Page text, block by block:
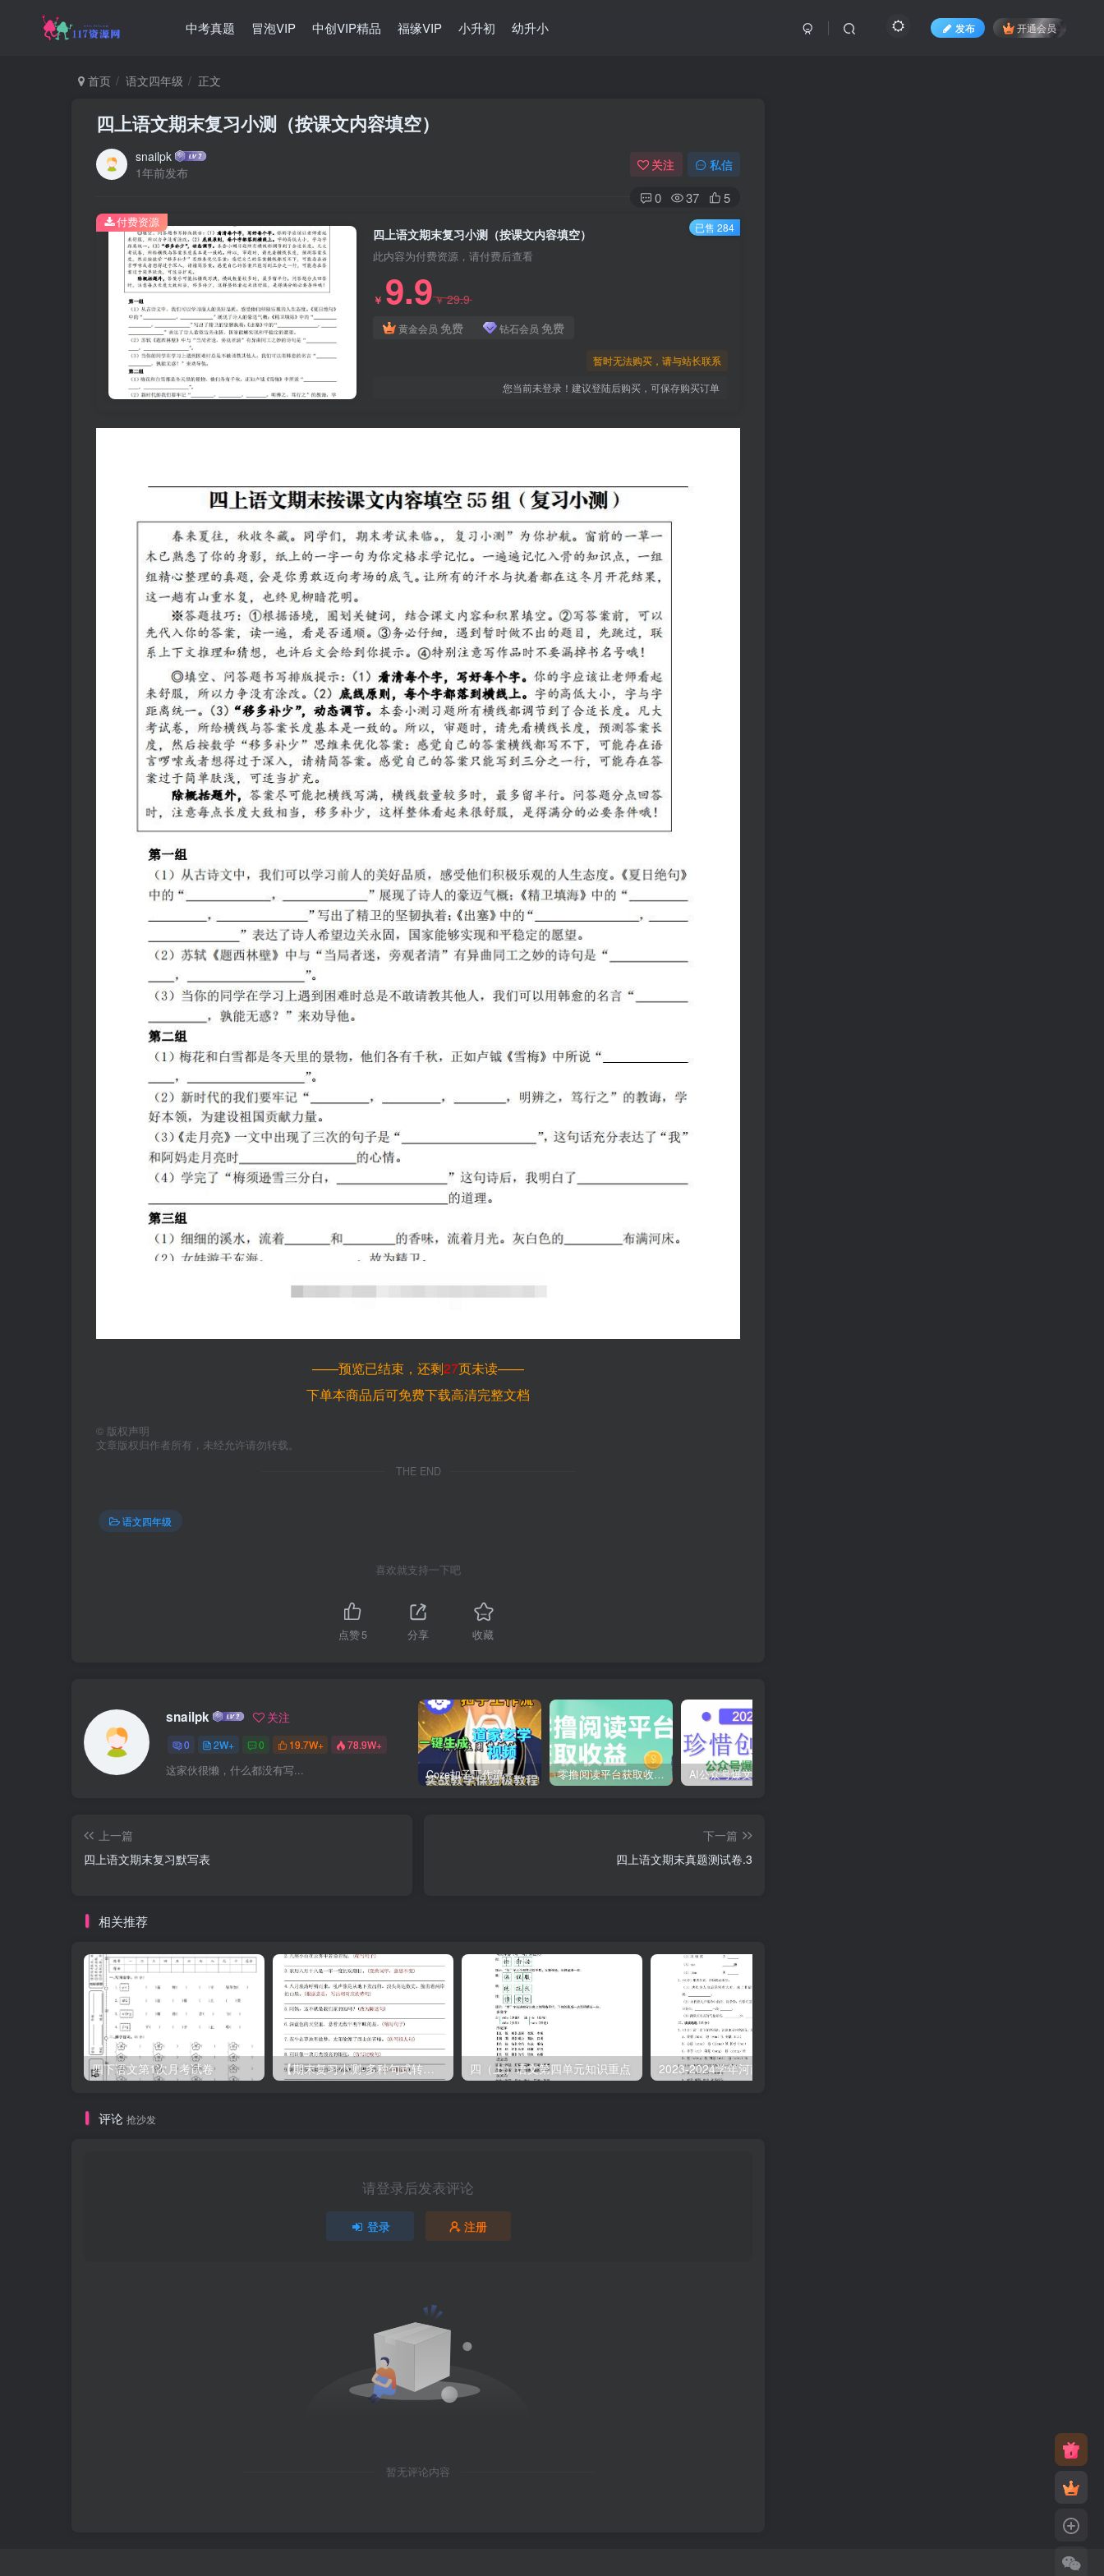
中考真题 冒泡VIP 中创VIP精品 福缘VIP 小升初 幼升小 发布 开通会员
首页 语文四年级 正文
四上语文期末复习小测（按课文内容填空）
snailpk
1年前发布
关注 私信
0 37 5
四上语文期末复习小测（按课文内容填空）
此内容为付费资源，请付费后查看
￥ 9.9￥29.9
黄金会员 免费 钻石会员 免费
暂时无法购买，请与站长联系
您当前未登录！建议登陆后购买，可保存购买订单
付费资源 已售 284
——预览已结束，还剩27页未读——
下单本商品后可免费下载高清完整文档
© 版权声明
文章版权归作者所有，未经允许请勿转载。
THE END
语文四年级
喜欢就支持一下吧
点赞5 分享 收藏
snailpk 关注
0 2W+ 0 19.7W+ 78.9W+
这家伙很懒，什么都没有写... Coze扣子工作流一键生成道家玄学短视频，实战保姆级教程 零撸阅读平台获取收益，最新无门槛平台，一部手机即可操作，单日收益50-3张【揭秘】
上一篇
四上语文期末复习默写表
下一篇
四上语文期末真题测试卷.3
相关推荐
四下语文第1次月考试卷 【期末复习小测-多种句式转换专项练习-含答案】四上语文 四（上）语文第四单元知识重点
评论 抢沙发
请登录后发表评论
登录 注册
暂无评论内容